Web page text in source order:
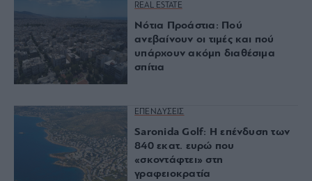
REAL ESTATE
Νότια Προάστια: Πού
ανεβαίνουν οι τιμές και πού
υπάρχουν ακόμη διαθέσιμα
σπίτια
ΕΠΕΝΔΥΣΕΙΣ
Saronida Golf: Η επένδυση των
840 εκατ. ευρώ που
«σκοντάφτει» στη
γραφειοκρατία